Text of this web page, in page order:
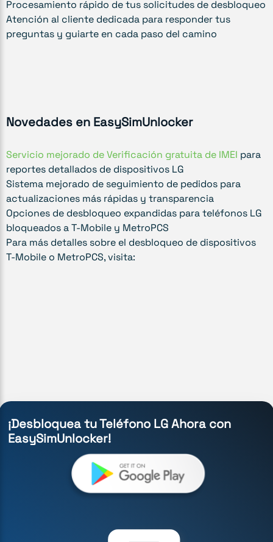
Procesamiento rápido de tus solicitudes de desbloqueo
Atención al cliente dedicada para responder tus
preguntas y guiarte en cada paso del camino
Novedades en EasySimUnlocker
Servicio mejorado de Verificación gratuita de IMEI para
reportes detallados de dispositivos LG
Sistema mejorado de seguimiento de pedidos para
actualizaciones más rápidas y transparencia
Opciones de desbloqueo expandidas para teléfonos LG
bloqueados a T-Mobile y MetroPCS
Para más detalles sobre el desbloqueo de dispositivos
T-Mobile o MetroPCS, visita:
¡Desbloquea tu Teléfono LG Ahora con
EasySimUnlocker!